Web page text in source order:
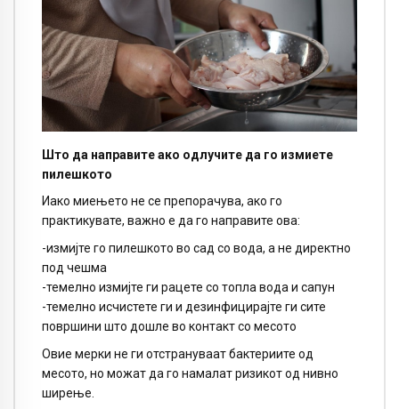
Што да направите ако одлучите да го измиете
пилешкото
Иако миењето не се препорачува, ако го
практикувате, важно е да го направите ова:
-измијте го пилешкото во сад со вода, а не директно
под чешма
-темелно измијте ги рацете со топла вода и сапун
-темелно исчистете ги и дезинфицирајте ги сите
површини што дошле во контакт со месото
Овие мерки не ги отстрануваат бактериите од
месото, но можат да го намалат ризикот од нивно
ширење.